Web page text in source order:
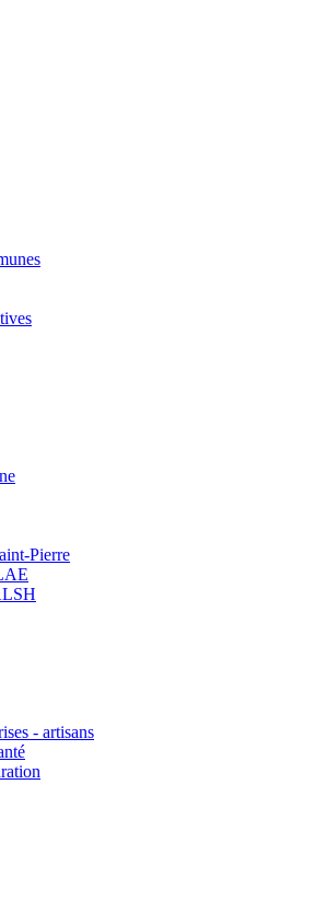
Pierre
- artisans